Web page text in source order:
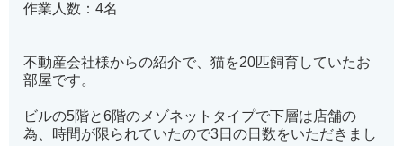
作業人数：4名
不動産会社様からの紹介で、猫を20匹飼育していたお
部屋です。
ビルの5階と6階のメゾネットタイプで下層は店舗の
為、時間が限られていたので3日の日数をいただきまし